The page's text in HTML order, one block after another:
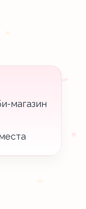
магазин